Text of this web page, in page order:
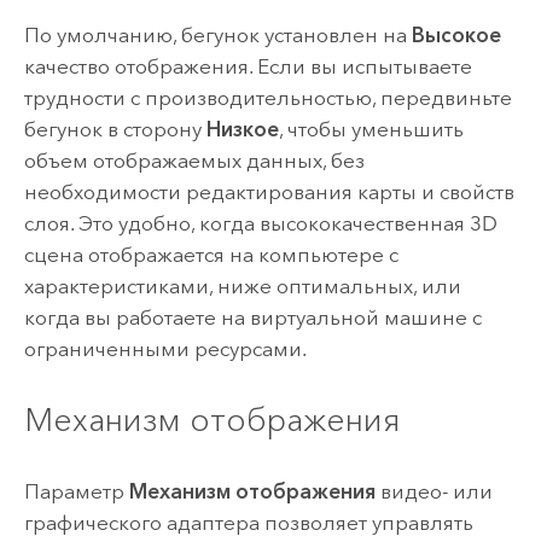
По умолчанию, бегунок установлен на Высокое
качество отображения. Если вы испытываете
трудности с производительностью, передвиньте
бегунок в сторону Низкое, чтобы уменьшить
объем отображаемых данных, без
необходимости редактирования карты и свойств
слоя. Это удобно, когда высококачественная 3D
сцена отображается на компьютере с
характеристиками, ниже оптимальных, или
когда вы работаете на виртуальной машине с
ограниченными ресурсами.
Механизм отображения
Параметр Механизм отображения видео- или
графического адаптера позволяет управлять